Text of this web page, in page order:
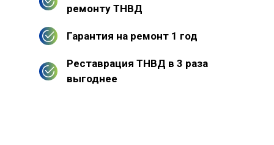
ремонту ТНВД
Гарантия на ремонт 1 год
Реставрация ТНВД в 3 раза
выгоднее